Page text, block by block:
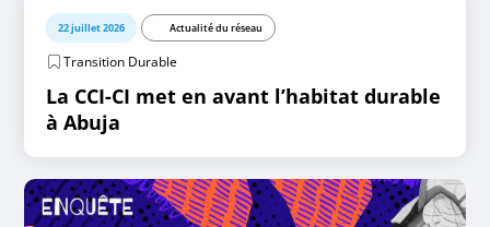
22 juillet 2026 Actualité du réseau
Transition Durable
La CCI-CI met en avant l’habitat durable
à Abuja